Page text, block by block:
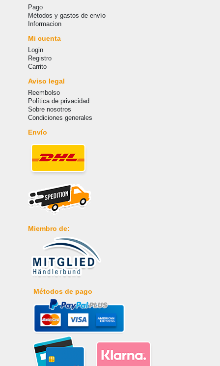
Pago
Métodos y gastos de envío
Informacion
Mi cuenta
Login
Registro
Carrito
Aviso legal
Reembolso
Política de privacidad
Sobre nosotros
Condiciones generales
Envío
Miembro de:
Métodos de pago